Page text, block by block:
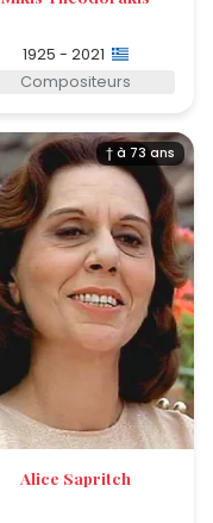
1925 - 2021
Compositeurs
† à 73 ans
Alice Sapritch